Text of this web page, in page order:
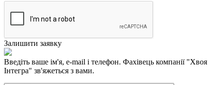
Залишити заявку
Введіть ваше ім'я, e-mail і телефон. Фахівець компанії "Хвоя
Інтегра" зв'яжеться з вами.